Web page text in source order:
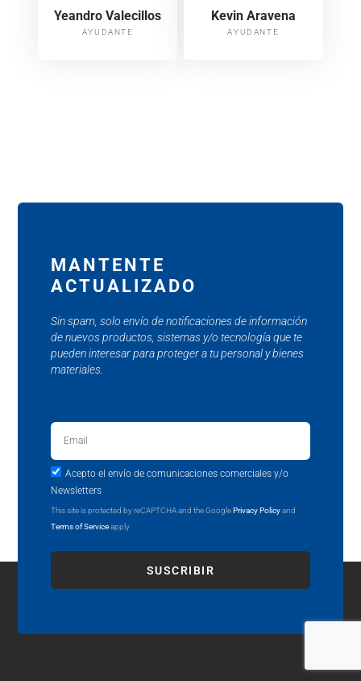
Yeandro Valecillos
AYUDANTE
Kevin Aravena
AYUDANTE
MANTENTE
ACTUALIZADO
Sin spam, solo envío de notificaciones de información
de nuevos productos, sistemas y/o tecnología que te
pueden interesar para proteger a tu personal y bienes
materiales.
Acepto el envío de comunicaciones comerciales y/o
Newsletters
This site is protected by reCAPTCHA and the GooglePrivacy Policyand
Terms of Serviceapply
SUSCRIBIR